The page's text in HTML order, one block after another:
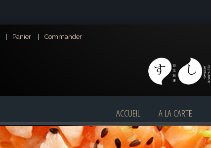
Panier Commander
ACCUEIL A LA CARTE